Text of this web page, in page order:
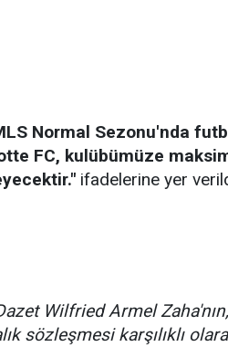
Normal Sezonu'nda
FC, kulübümüze
ifadelerine yer
Wilfried Armel
sözleşmesi karşılıklı